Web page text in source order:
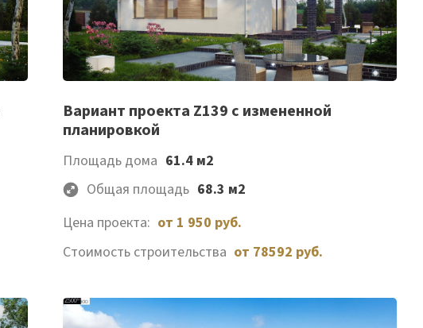
Список
Вариант проекта Z139 с измененной
планировкой
Площадь дома 61.4 м2
Общая площадь 68.3 м2
Цена проекта: от 1 950 руб.
Стоимость строительства от 78592 руб.